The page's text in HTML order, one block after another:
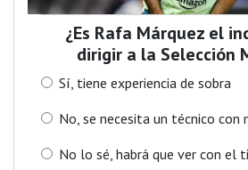
¿Es Rafa Márquez el
dirigir a la Selección
Sí, tiene experiencia de sobra
No, se necesita un técnico con
No lo sé, habrá que ver con el